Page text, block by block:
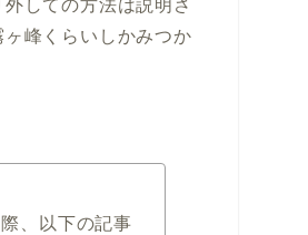
しての方法は説明さ
峰くらいしかみつか
、以下の記事